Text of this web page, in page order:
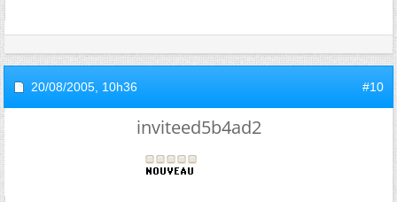
20/08/2005, 10h36 #10
inviteed5b4ad2